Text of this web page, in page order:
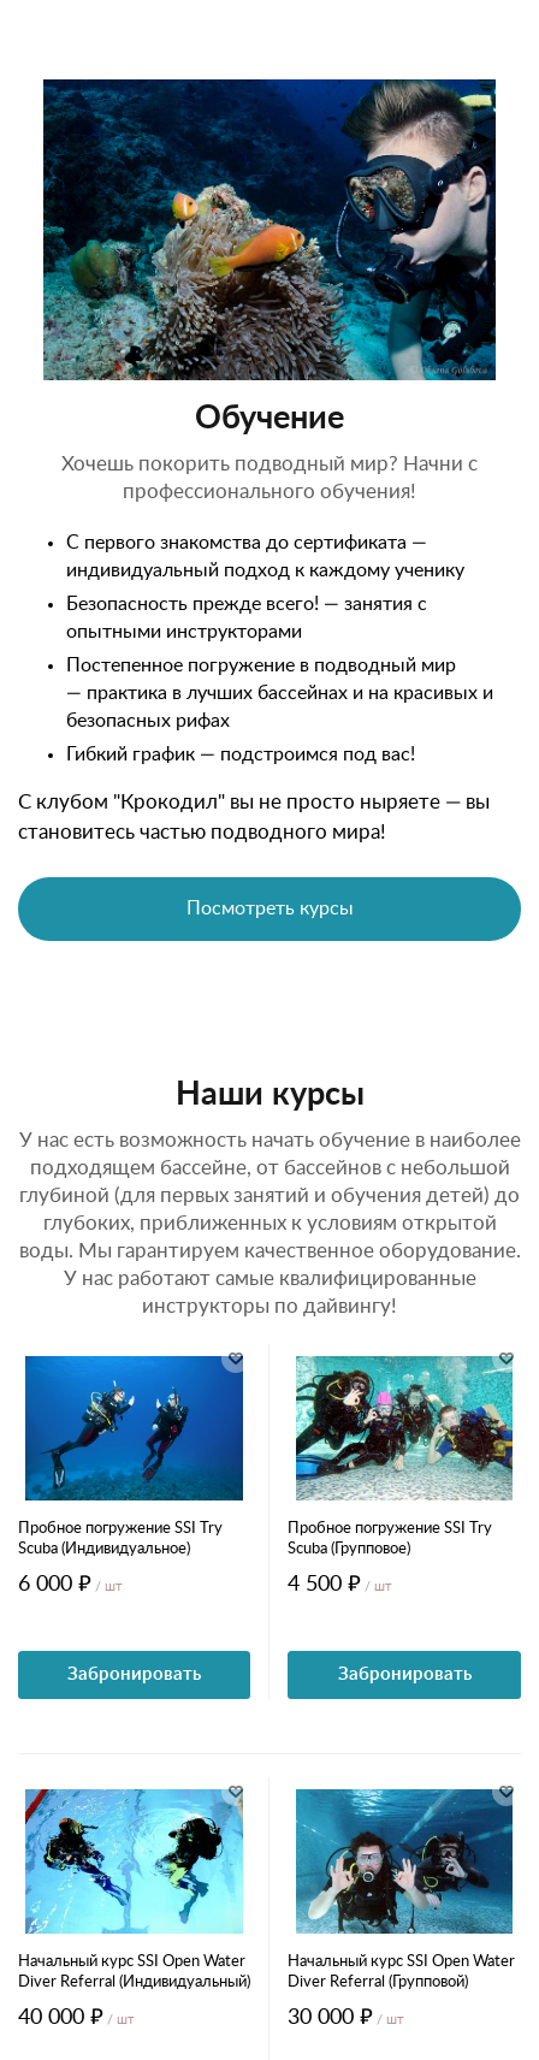
Обучение
Хочешь покорить подводный мир? Начни с
профессионального обучения!
С первого знакомства до сертификата —
индивидуальный подход к каждому ученику
Безопасность прежде всего! — занятия с
опытными инструкторами
Постепенное погружение в подводный мир
— практика в лучших бассейнах и на красивых и
безопасных рифах
Гибкий график — подстроимся под вас!
С клубом "Крокодил" вы не просто ныряете — вы
становитесь частью подводного мира!
Посмотреть курсы
Наши курсы
У нас есть возможность начать обучение в наиболее
подходящем бассейне, от бассейнов с небольшой
глубиной (для первых занятий и обучения детей) до
глубоких, приближенных к условиям открытой
воды. Мы гарантируем качественное оборудование.
У нас работают самые квалифицированные
инструкторы по дайвингу!
Пробное погружение SSI Try
Scuba (Индивидуальное)
6 000 ₽ / шт
Забронировать
Пробное погружение SSI Try
Scuba (Групповое)
4 500 ₽ / шт
Забронировать
Начальный курс SSI Open Water
Diver Referral (Индивидуальный)
40 000 ₽ / шт
Начальный курс SSI Open Water
Diver Referral (Групповой)
30 000 ₽ / шт